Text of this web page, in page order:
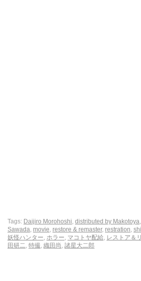
Tags: Daijiro Morohoshi, distributed by Makotoya,
Sawada, movie, restore & remaster, restration,
妖怪ハンター, ホラー, マコトヤ配給, レストア＆
田研二, 特撮, 織田尚, 諸星大二郎